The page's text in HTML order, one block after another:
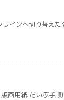
インへ切り替え
画用紙 だいぶ手順